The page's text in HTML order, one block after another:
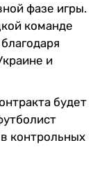
фазе игры.
команде
и
будет
контрольных